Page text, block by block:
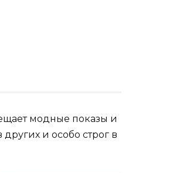
модные показы и
и особо строг в